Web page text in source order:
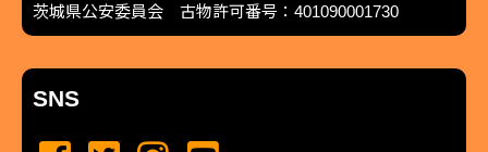
茨城県公安委員会 古物許可番号：401090001730
SNS